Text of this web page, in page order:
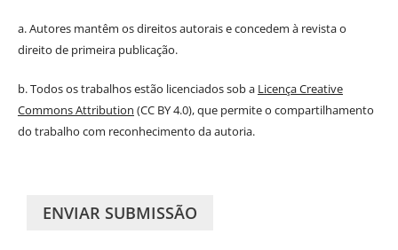
a. Autores mantêm os direitos autorais e concedem à revista o
direito de primeira publicação.
b. Todos os trabalhos estão licenciados sob a Licença Creative
Commons Attribution (CC BY 4.0), que permite o compartilhamento
do trabalho com reconhecimento da autoria.
ENVIAR SUBMISSÃO